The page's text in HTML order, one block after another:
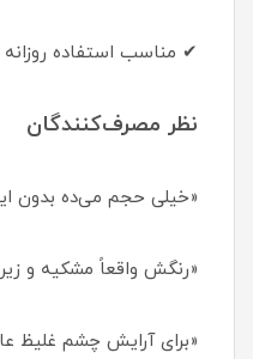
✔ مناسب استفاده
نظر مصرف‌کنندگان
«خیلی حجم می‌ده بدون
«رنگش واقعاً مشکیه و
«برای آرایش چشم غلیظ